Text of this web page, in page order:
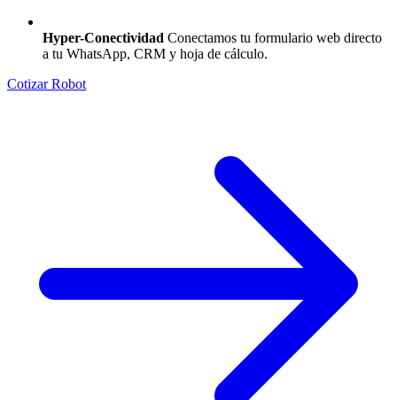
Hyper-Conectividad Conectamos tu formulario web directo
a tu WhatsApp, CRM y hoja de cálculo.
Cotizar Robot